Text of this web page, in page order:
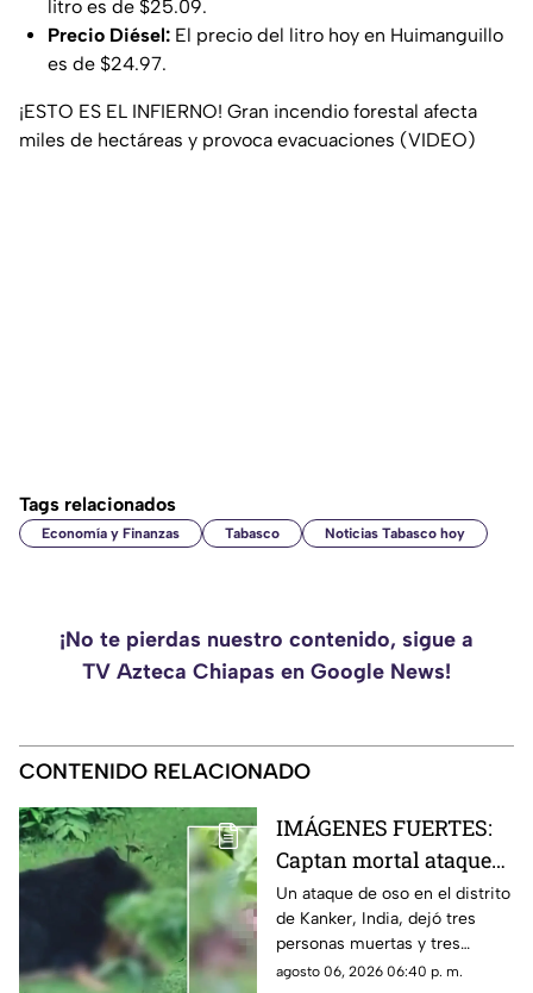
litro es de $25.09.
Precio Diésel: El precio del litro hoy en Huimanguillo
es de $24.97.
¡ESTO ES EL INFIERNO! Gran incendio forestal afecta
miles de hectáreas y provoca evacuaciones (VIDEO)
Tags relacionados
Economía y Finanzas Tabasco Noticias Tabasco hoy
¡No te pierdas nuestro contenido, sigue a
TV Azteca Chiapas en Google News!
CONTENIDO RELACIONADO
IMÁGENES FUERTES:
Captan mortal ataque
de un oso contra dos
hermanos en India
Un ataque de oso en el distrito
de Kanker, India, dejó tres
personas muertas y tres
heridas. El hecho fue grabado
agosto 06, 2026 06:40 p. m.